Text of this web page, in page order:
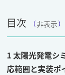
目次 非表示
1 太陽光発電シ
応範囲と実装ポ